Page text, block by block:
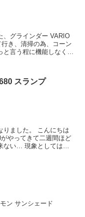
、グラインダー VARIO
き、清掃の為、コーン
言う程に機能しなくな
スランプ
りました。 こんにちは
やってきて二週間ほど
ない… 現象としては、
ン サンシェード